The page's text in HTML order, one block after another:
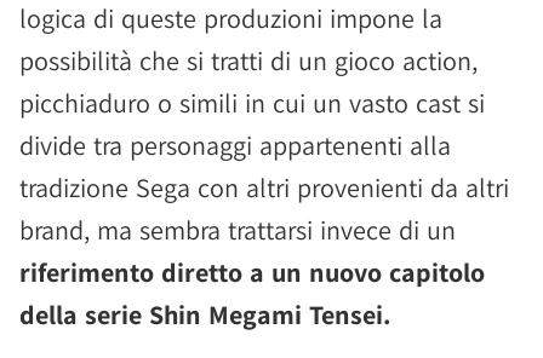
logica di queste produzioni impone la
possibilità che si tratti di un gioco action,
picchiaduro o simili in cui un vasto cast si
divide tra personaggi appartenenti alla
tradizione Sega con altri provenienti da altri
brand, ma sembra trattarsi invece di un
riferimento diretto a un nuovo capitolo
della serie Shin Megami Tensei.